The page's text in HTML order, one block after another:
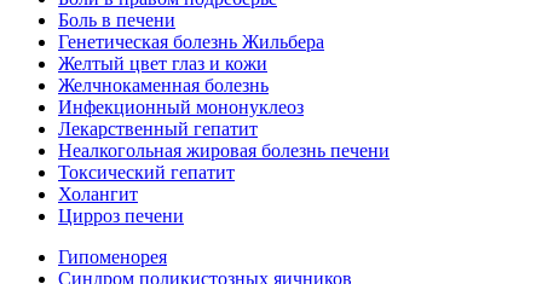
Боль в печени
Генетическая болезнь Жильбера
Желтый цвет глаз и кожи
Желчнокаменная болезнь
Инфекционный мононуклеоз
Лекарственный гепатит
Неалкогольная жировая болезнь печени
Токсический гепатит
Холангит
Цирроз печени
Гипоменорея
Синдром поликистозных яичников